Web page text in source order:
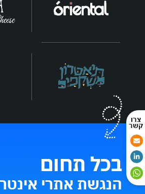
בכל תחום
הנגשת אתרי